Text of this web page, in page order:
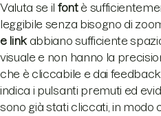
Valuta se il fontè
leggibile senza bisogno di
e linkabbiano sufficiente
visuale e non hanno la
che è cliccabile e dai
indica i pulsanti premuti ed
sono già stati cliccati, in modo